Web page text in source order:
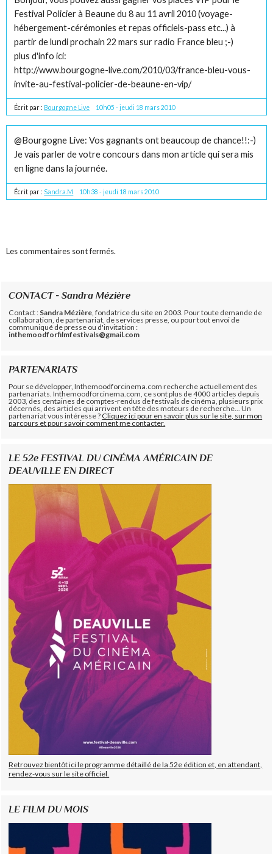
Festival Policier à Beaune du 8 au 11 avril 2010 (voyage-
hébergement-cérémonies et repas officiels-pass etc...) à
partir de lundi prochain 22 mars sur radio France bleu ;-)
plus d'info ici:
http://www.bourgogne-live.com/2010/03/france-bleu-vous-
invite-au-festival-policier-de-beaune-en-vip/
Écrit par : Bourgogne Live 10h05 -jeudi 18 mars 2010
@Bourgogne Live: Vos gagnants ont beaucoup de chance!!:-)
Je vais parler de votre concours dans mon article qui sera mis
en ligne dans la journée.
Écrit par : Sandra.M 10h38 - jeudi 18 mars 2010
Les commentaires sont fermés.
CONTACT - Sandra Mézière
Contact : Sandra Mézière , fondatrice du site en 2003. Pour toute demande de
collaboration, de partenariat, de services presse, ou pour tout envoi de
communiqué de presse ou d'invitation :
inthemoodforfilmfestivals@gmail.com
PARTENARIATS
Pour se développer, Inthemoodforcinema.com recherche actuellement des
partenariats. Inthemoodforcinema.com, ce sont plus de 4000 articles depuis
2003, des centaines de comptes-rendus de festivals de cinéma, plusieurs prix
décernés, des articles qui arrivent en tête des moteurs de recherche... Un
partenariat vous intéresse ?Cliquez ici pour en savoir plus sur le site, sur mon
parcours et pour savoir comment me contacter.
LE 52e FESTIVAL DU CINÉMA AMÉRICAIN DE
DEAUVILLE EN DIRECT
Retrouvez bientôt ici le programme détaillé de la 52e édition et, en attendant,
rendez-vous sur le site officiel.
LE FILM DU MOIS